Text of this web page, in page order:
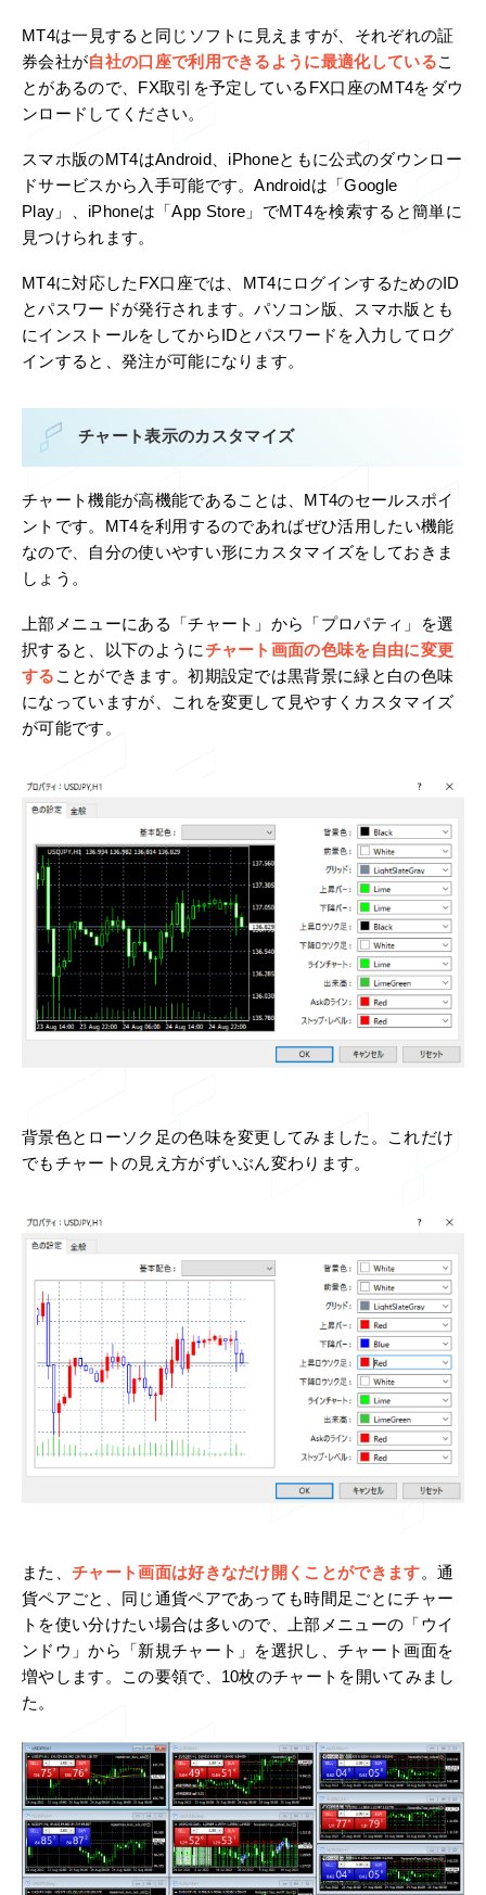
MT4は一見すると同じソフトに見えますが、それぞれの証
券会社が自社の口座で利用できるように最適化しているこ
とがあるので、FX取引を予定しているFX口座のMT4をダウ
ンロードしてください。
スマホ版のMT4はAndroid、iPhoneともに公式のダウンロー
ドサービスから入手可能です。Androidは「Google
Play」、iPhoneは「App Store」でMT4を検索すると簡単に
見つけられます。
MT4に対応したFX口座では、MT4にログインするためのID
とパスワードが発行されます。パソコン版、スマホ版とも
にインストールをしてからIDとパスワードを入力してログ
インすると、発注が可能になります。
チャート表示のカスタマイズ
チャート機能が高機能であることは、MT4のセールスポイ
ントです。MT4を利用するのであればぜひ活用したい機能
なので、自分の使いやすい形にカスタマイズをしておきま
しょう。
上部メニューにある「チャート」から「プロパティ」を選
択すると、以下のようにチャート画面の色味を自由に変更
する ことができます。初期設定では黒背景に緑と白の色味
になっていますが、これを変更して見やすくカスタマイズ
が可能です。
背景色とローソク足の色味を変更してみました。これだけ
でもチャートの見え方がずいぶん変わります。
また、 チャート画面は好きなだけ開くことができます。通
貨ペアごと、同じ通貨ペアであっても時間足ごとにチャー
トを使い分けたい場合は多いので、上部メニューの「ウイ
ンドウ」から「新規チャート」を選択し、チャート画面を
増やします。この要領で、10枚のチャートを開いてみまし
た。